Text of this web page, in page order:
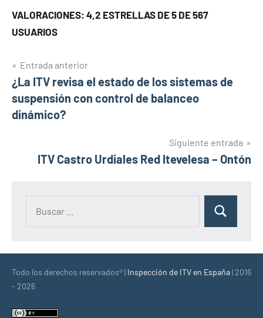
VALORACIONES: 4,2 ESTRELLAS DE 5 DE 567
USUARIOS
Navegación
de
entradas
Entrada anterior
¿La ITV revisa el estado de los sistemas de
suspensión con control de balanceo
dinámico?
Siguiente entrada
ITV Castro Urdiales Red Itevelesa – Ontón
Buscar
Todo los derechos reservados® | Inspección de ITV en España| 2016
- 2026